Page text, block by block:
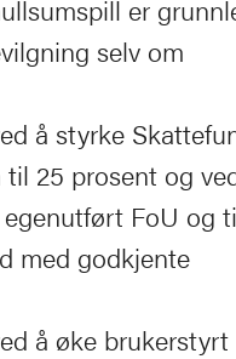
er
selv om
å styrke
25 prosent og
FoU og
med godkjente
å øke brukerstyrt